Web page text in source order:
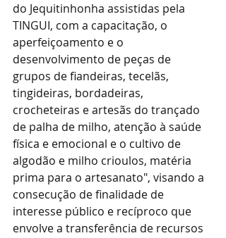
do Jequitinhonha assistidas pela
TINGUI, com a capacitação, o
aperfeiçoamento e o
desenvolvimento de peças de
grupos de fiandeiras, tecelãs,
tingideiras, bordadeiras,
crocheteiras e artesãs do trançado
de palha de milho, atenção à saúde
física e emocional e o cultivo de
algodão e milho crioulos, matéria
prima para o artesanato", visando a
consecução de finalidade de
interesse público e recíproco que
envolve a transferência de recursos